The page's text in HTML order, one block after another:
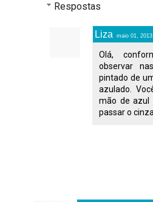
Respostas
Liza maio 01, 2013
Olá,
observar
pintado de
azulado.
mão de azul
passar o